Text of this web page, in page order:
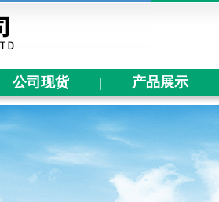
公司现货 | 产品展示